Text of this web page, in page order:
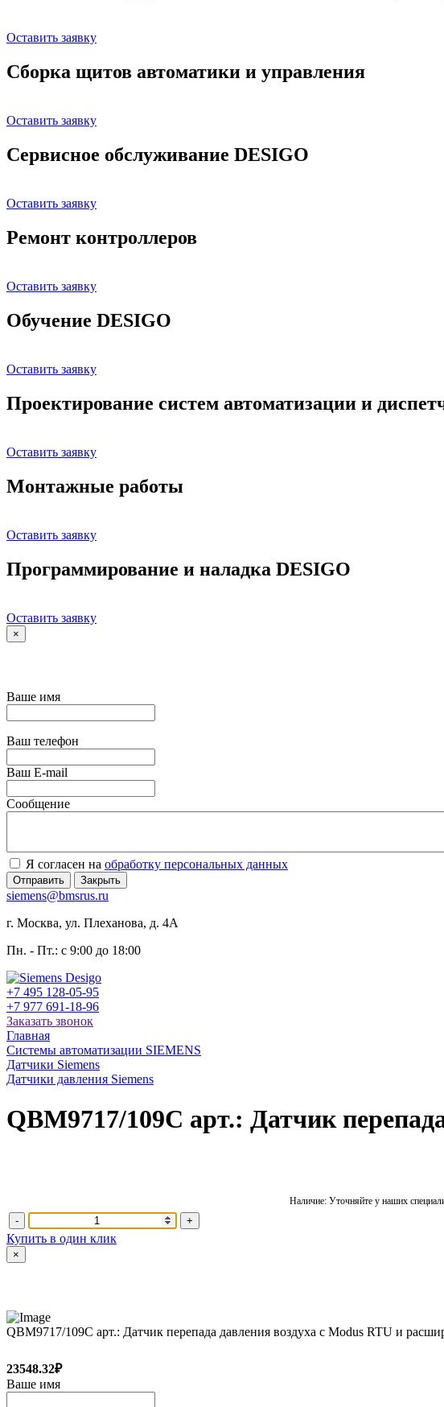
Оставить заявку
Сборка щитов автоматики и управления
Оставить заявку
Сервисное обслуживание DESIGO
Оставить заявку
Ремонт контроллеров
Оставить заявку
Обучение DESIGO
Оставить заявку
Проектирование систем автоматизации и
Оставить заявку
Монтажные работы
Оставить заявку
Программирование и наладка DESIGO
Оставить заявку
×
Ваше имя
Ваш телефон
Ваш E-mail
Сообщение
Я согласен на обработку персональных данных
Отправить Закрыть
siemens@bmsrus.ru
г. Москва, ул. Плеханова, д. 4А
Пн. - Пт.: c 9:00 до 18:00
+7 495 128-05-95
+7 977 691-18-96
Заказать звонок
Главная
Системы автоматизации SIEMENS
Датчики Siemens
Датчики давления Siemens
QBM9717/109C арт.: Датчик
Наличие: Уточняйте у наших
- +
Купить в один клик
×
QBM9717/109C арт.: Датчик перепада давления воздуха с Modus RTU и
23548.32₽
Ваше имя